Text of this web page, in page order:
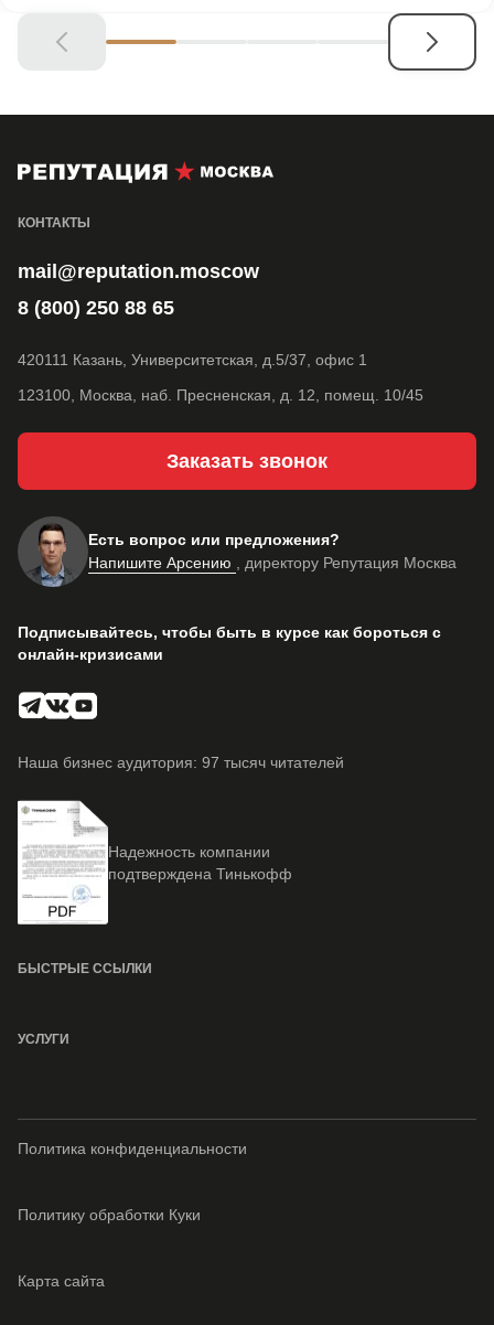
Подписывайтесь, чтобы быть в курсе как бороться с
онлайн-кризисами
Наша бизнес аудитория: 97 тысяч читателей
Надежность компании
подтверждена Тинькофф
БЫСТРЫЕ ССЫЛКИ
УСЛУГИ
КОНТАКТЫ
mail@reputation.moscow
8 (800) 250 88 65
420111 Казань, Университетская, д.5/37, офис 1
123100, Москва, наб. Пресненская, д. 12, помещ. 10/45
Заказать звонок
Есть вопрос или предложения?
Напишите Арсению , директору Репутация Москва
Политика конфиденциальности
Политику обработки Куки
Карта сайта